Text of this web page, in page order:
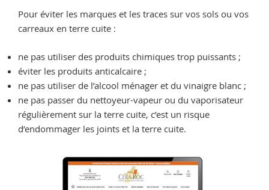
Pour éviter les marques et les traces sur vos sols ou vos
carreaux en terre cuite :
ne pas utiliser des produits chimiques trop puissants ;
éviter les produits anticalcaire ;
ne pas utiliser de l’alcool ménager et du vinaigre blanc ;
ne pas passer du nettoyeur-vapeur ou du vaporisateur
régulièrement sur la terre cuite, c’est un risque
d’endommager les joints et la terre cuite.